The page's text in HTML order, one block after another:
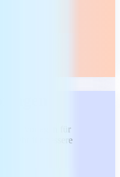
Vorlagen für
mehr für bessere